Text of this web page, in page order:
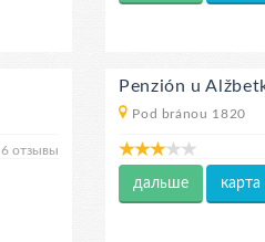
6 отзывы
Penzión u
Pod bránou 1820
дальше карта